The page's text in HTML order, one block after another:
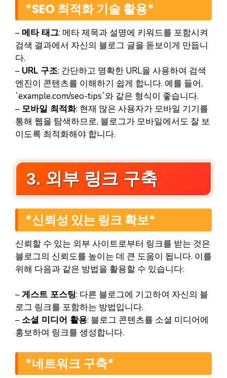
*SEO 최적화 기술 활용*
– 메타 태그: 메타 제목과 설명에 키워드를 포함시켜
검색 결과에서 자신의 블로그 글을 돋보이게 만듭니
다.
– URL 구조: 간단하고 명확한 URL을 사용하여 검색
엔진이 콘텐츠를 이해하기 쉽게 합니다. 예를 들어,
`example.com/seo-tips`와 같은 형식이 좋습니다.
– 모바일 최적화: 현재 많은 사용자가 모바일 기기를
통해 웹을 탐색하므로, 블로그가 모바일에서도 잘 보
이도록 최적화해야 합니다.
3. 외부 링크 구축
*신뢰성 있는 링크 확보*
신뢰할 수 있는 외부 사이트로부터 링크를 받는 것은
블로그의 신뢰도를 높이는 데 큰 도움이 됩니다. 이를
위해 다음과 같은 방법을 활용할 수 있습니다:
–게스트 포스팅: 다른 블로그에 기고하여 자신의 블
로그 링크를 포함하는 방법입니다.
– 소셜 미디어 활용: 블로그 콘텐츠를 소셜 미디어에
홍보하여 링크를 생성합니다.
*네트워크 구축*